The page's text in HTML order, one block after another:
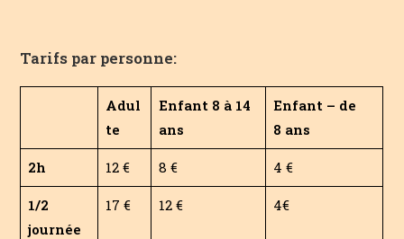
Tarifs par personne:
Adul
te
Enfant 8 à 14
ans
Enfant – de
8 ans
2h 12 € 8 € 4 €
1/2
journée
17 € 12 € 4€